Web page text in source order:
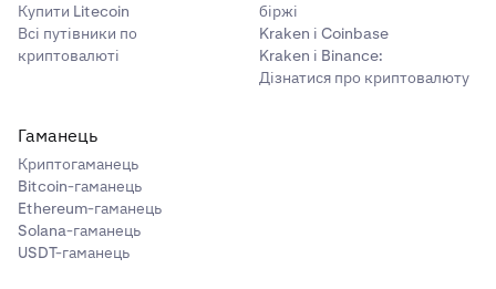
Купити Litecoin
Всі путівники по
криптовалюті
біржі
Kraken і Coinbase
Kraken і Binance:
Дізнатися про криптовалюту
Гаманець
Криптогаманець
Bitcoin-гаманець
Ethereum-гаманець
Solana-гаманець
USDT-гаманець